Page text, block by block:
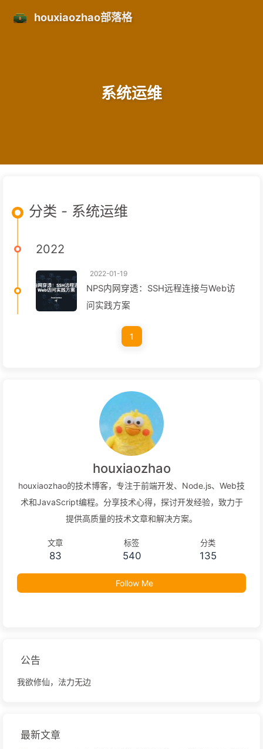
houxiaozhao部落格
系统运维
分类 - 系统运维
2022
2022-01-19
NPS内网穿透：SSH远程连接与Web访
问实践方案
1
houxiaozhao
houxiaozhao的技术博客，专注于前端开发、Node.js、Web技
术和JavaScript编程。分享技术心得，探讨开发经验，致力于
提供高质量的技术文章和解决方案。
文章
83
标签
540
分类
135
Follow Me
公告
我欲修仙，法力无边
最新文章